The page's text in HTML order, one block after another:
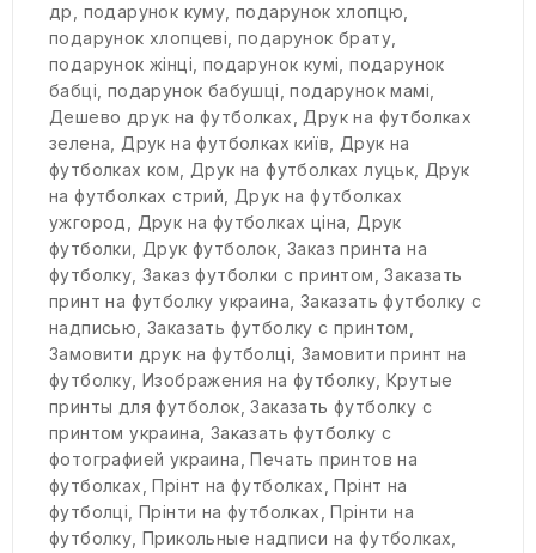
др, подарунок куму,подарунок хлопцю,
подарунок хлопцеві,подарунок брату,
подарунок жінці, подарунок кумі,подарунок
бабці, подарунок бабушці,подарунок мамі,
Дешево друк на футболках,Друк на футболках
зелена,Друк на футболках київ, Друк на
футболках ком,Друк на футболках луцьк,Друк
на футболках стрий,Друк на футболках
ужгород, Друк на футболках ціна,Друк
футболки,Друк футболок,Заказ принта на
футболку,Заказ футболки с принтом,Заказать
принт на футболку украина, Заказать футболку с
надписью,Заказать футболку с принтом,
Замовити друк на футболці, Замовити принт на
футболку,Изображения на футболку,Крутые
принты для футболок,Заказать футболку с
принтом украина, Заказать футболку с
фотографией украина,Печать принтов на
футболках,Прінт на футболках,Прінт на
футболці,Прінти на футболках,Прінти на
футболку,Прикольные надписи на футболках,